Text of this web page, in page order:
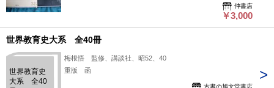
仲書店
￥3,000
世界教育史大系 全40冊
世界教育史
大系 全40
梅根悟 監修、講談社、昭52、40
重版 函
古書の旭文堂書店